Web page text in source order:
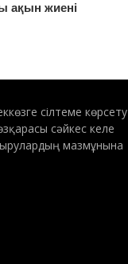
жиені
сілтеме көрсету
сәйкес келе
мазмұнына